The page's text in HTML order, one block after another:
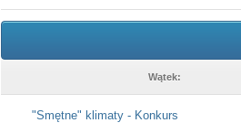
Wątek:
"Smętne" klimaty - Konkurs